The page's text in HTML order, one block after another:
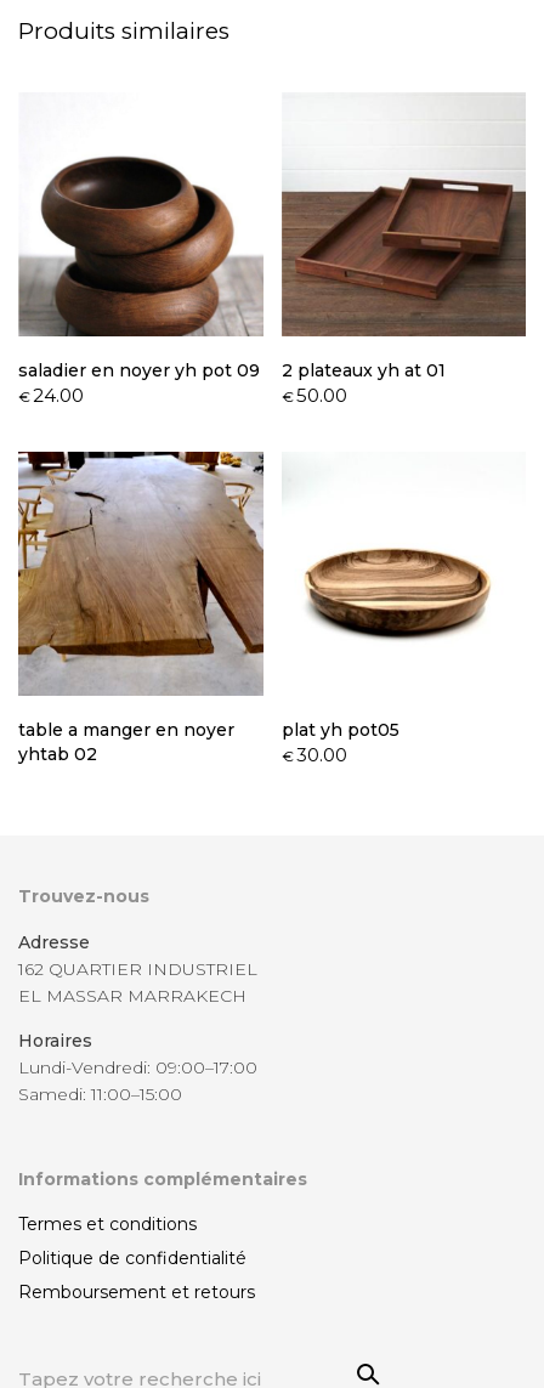
Produits similaires
saladier en noyer yh pot 09
€24.00
2 plateaux yh at 01
€50.00
table a manger en noyer
yhtab 02
plat yh pot05
€30.00
Trouvez-nous
Adresse
162 QUARTIER INDUSTRIEL
EL MASSAR MARRAKECH
Horaires
Lundi-Vendredi: 09:00–17:00
Samedi: 11:00–15:00
Informations complémentaires
Termes et conditions
Politique de confidentialité
Remboursement et retours
Rechercher:
Sea
rch